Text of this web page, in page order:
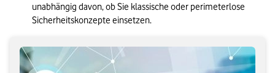
unabhängig davon, ob Sie klassische oder perimeterlose
Sicherheitskonzepte einsetzen.